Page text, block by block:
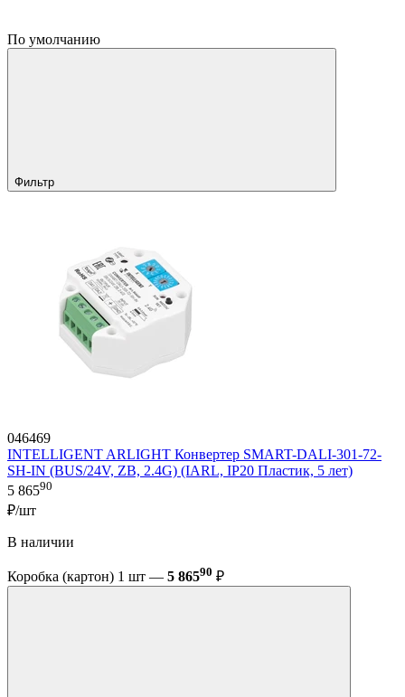
По умолчанию
Фильтр
046469
INTELLIGENT ARLIGHT Конвертер SMART-DALI-301-72-
SH-IN (BUS/24V, ZB, 2.4G) (IARL, IP20 Пластик, 5 лет)
5 86590
₽/шт
В наличии
Коробка (картон) 1 шт — 5 86590 ₽